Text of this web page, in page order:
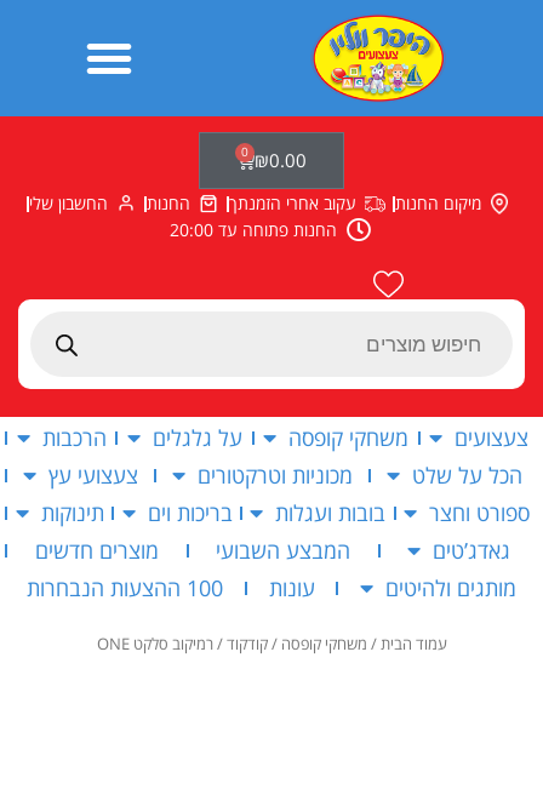
Products
₪0.00
0
עגלת
קניות
מיקום החנות עקוב אחרי הזמנתך החנות
החשבון שלי
החנות פתוחה עד 20:00
צעצועים משחקי קופסה על גלגלים
הרכבות
הכל על שלט
מכוניות וטרקטורים
צעצועי עץ
ספורט וחצר
בובות ועגלות בריכות וים
תינוקות
גאדג’טים
המבצע השבועי
מוצרים חדשים
מותגים ולהיטים
עונות 100 ההצעות הנבחרות
עמוד הבית/ משחקי קופסה /קודקוד/ רמיקוב סלקט ONE